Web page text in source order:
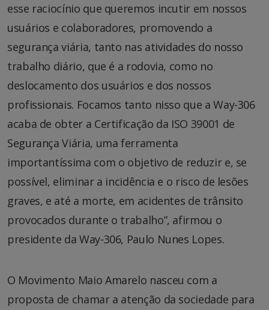
esse raciocínio que queremos incutir em nossos
usuários e colaboradores, promovendo a
segurança viária, tanto nas atividades do nosso
trabalho diário, que é a rodovia, como no
deslocamento dos usuários e dos nossos
profissionais. Focamos tanto nisso que a Way-306
acaba de obter a Certificação da ISO 39001 de
Segurança Viária, uma ferramenta
importantíssima com o objetivo de reduzir e, se
possível, eliminar a incidência e o risco de lesões
graves, e até a morte, em acidentes de trânsito
provocados durante o trabalho”, afirmou o
presidente da Way-306, Paulo Nunes Lopes.
O Movimento Maio Amarelo nasceu com a
proposta de chamar a atenção da sociedade para